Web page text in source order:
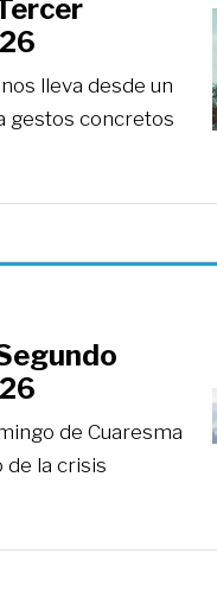
lleva desde un
gestos concretos
de Cuaresma
de la crisis